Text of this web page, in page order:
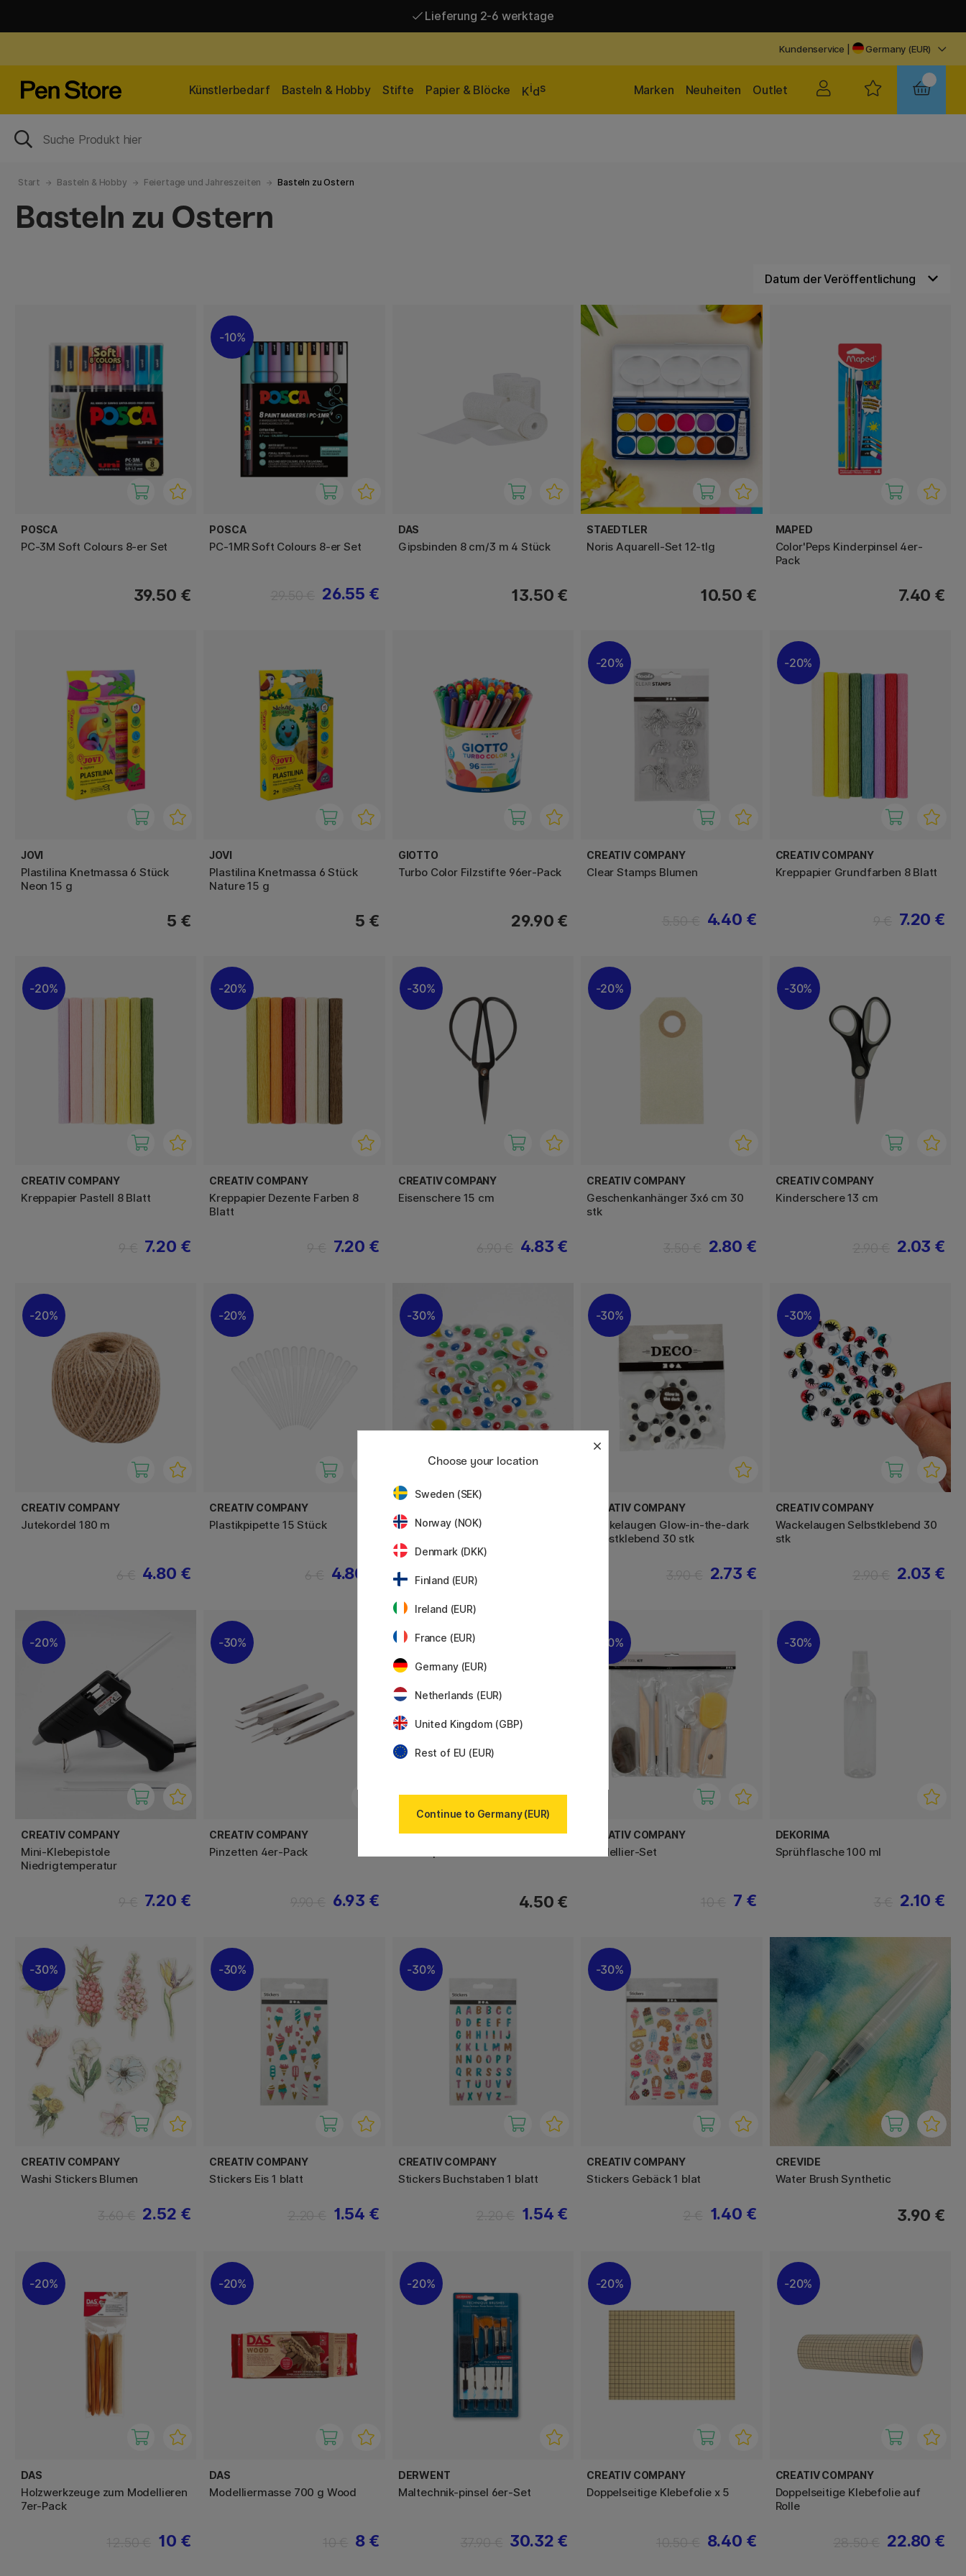
Lieferung 2-6 werktage
Kundenservice Germany (EUR)
Künstlerbedarf Basteln & Hobby Stifte Papier & Blöcke Kids Outlet
Neuheiten
Marken
Start Basteln & Hobby Feiertage und Jahreszeiten Basteln zu Ostern
Basteln zu Ostern
POSCA
PC-3M Soft Colours 8-er Set
39.50 €
10%
POSCA
PC-1MR Soft Colours 8-er Set
26.55 €
DAS
Gipsbinden 8 cm/3 m 4 Stück
13.50 €
STAEDTLER
Noris Aquarell-Set 12-tlg
10.50 €
MAPED
Color'Peps Kinderpinsel 4er-
Pack
7.40 €
JOVI
Plastilina Knetmassa 6 Stück
Neon 15 g
5 €
JOVI
Plastilina Knetmassa 6 Stück
Nature 15 g
5 €
GIOTTO
Turbo Color Filzstifte 96er-Pack
29.90 €
20%
CREATIV COMPANY
Clear Stamps Blumen
4.40 €
20%
CREATIV COMPANY
Kreppapier Grundfarben 8 Blatt
7.20 €
20%
CREATIV COMPANY
Kreppapier Pastell 8 Blatt
7.20 €
20%
CREATIV COMPANY
Kreppapier Dezente Farben 8
Blatt
7.20 €
30%
CREATIV COMPANY
Eisenschere 15 cm
4.83 €
20%
CREATIV COMPANY
Geschenkanhänger 3x6 cm 30
stk
2.80 €
30%
CREATIV COMPANY
Kinderschere 13 cm
2.03 €
20%
CREATIV COMPANY
Jutekordel 180 m
4.80 €
20%
CREATIV COMPANY
Plastikpipette 15 Stück
4.80 €
30%
Wackelaugen Colour
30%
CREATIV COMPANY
Wackelaugen Glow-in-the-dark
Selbstklebend 30 stk
2.73 €
30%
CREATIV COMPANY
Wackelaugen Selbstklebend 30
stk
2.03 €
20%
CREATIV COMPANY
Mini-Klebepistole
Niedrigtemperatur
7.20 €
30%
CREATIV COMPANY
Pinzetten 4er-Pack
6.93 €
MOXY
4.50 €
30%
CREATIV COMPANY
Modellier-Set
7 €
30%
DEKORIMA
Sprühflasche 100 ml
2.10 €
30%
CREATIV COMPANY
Washi Stickers Blumen
2.52 €
30%
CREATIV COMPANY
Stickers Eis 1 blatt
1.54 €
30%
CREATIV COMPANY
Stickers Buchstaben 1 blatt
1.54 €
30%
CREATIV COMPANY
Stickers Gebäck 1 blat
1.40 €
CREVIDE
Water Brush Synthetic
3.90 €
20%
DAS
Holzwerkzeuge zum Modellieren
7er-Pack
10 €
20%
DAS
Modelliermasse 700 g Wood
8 €
20%
DERWENT
Maltechnik-pinsel 6er-Set
30.32 €
20%
CREATIV COMPANY
Doppelseitige Klebefolie x 5
8.40 €
20%
CREATIV COMPANY
Doppelseitige Klebefolie auf
Rolle
22.80 €
Choose your location
Sweden (SEK)
Norway (NOK)
Denmark (DKK)
Finland (EUR)
Ireland (EUR)
France (EUR)
Germany (EUR)
Netherlands (EUR)
United Kingdom (GBP)
Rest of EU (EUR)
Continue to Germany (EUR)